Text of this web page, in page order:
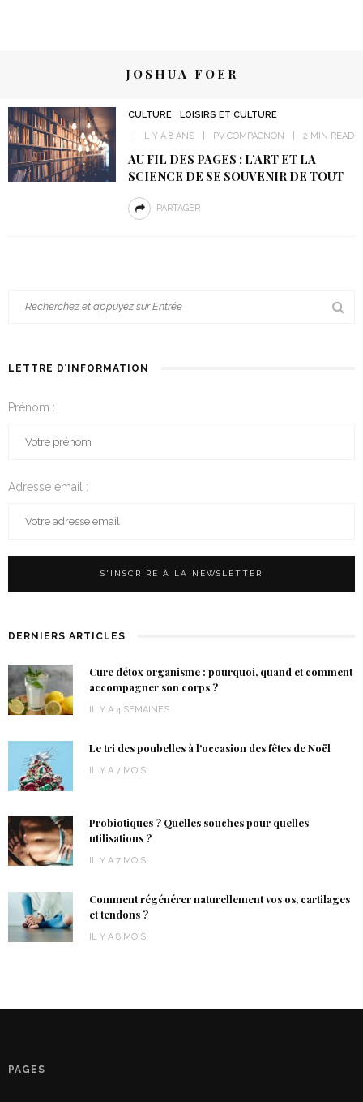
JOSHUA FOER
CULTURE
LOISIRS ET CULTURE
IL Y A 8 ANS
PV COMPAGNON 2 MIN READ
AU FIL DES PAGES : L’ART ET LA
SCIENCE DE SE SOUVENIR DE TOUT
PARTAGER
LETTRE D’INFORMATION
Prénom :
Adresse email :
DERNIERS ARTICLES
Cure détox organisme : pourquoi, quand et comment
accompagner son corps ?
IL Y A 4 SEMAINES
Le tri des poubelles à l’occasion des fêtes de Noël
IL Y A 7 MOIS
Probiotiques ? Quelles souches pour quelles
utilisations ?
IL Y A 7 MOIS
Comment régénérer naturellement vos os, cartilages
et tendons ?
IL Y A 8 MOIS
PAGES